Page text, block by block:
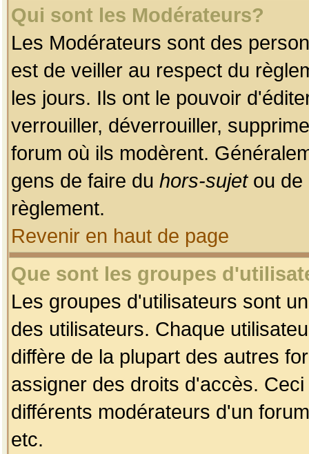
Qui sont les Modérateurs?
Les Modérateurs sont des
est de veiller au respect du
les jours. Ils ont le pouvoir
verrouiller, déverrouiller,
forum où ils modèrent.
gens de faire du hors-sujetou de
règlement.
Revenir en haut de page
Que sont les groupes
Les groupes d'utilisateurs sont
des utilisateurs. Chaque
diffère de la plupart des autres
assigner des droits d'accès.
différents modérateurs d'un
etc.